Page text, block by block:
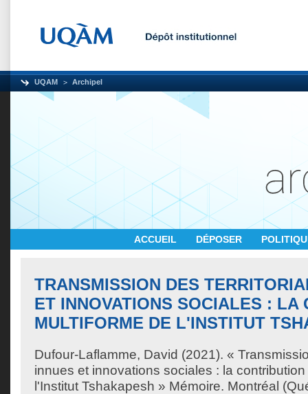
UQAM Archipel
ACCUEIL DÉPOSER
TRANSMISSION DES
ET INNOVATIONS SOCIALES : LA
MULTIFORME DE L'INSTITUT
Dufour-Laflamme, David (2021). «
innues et innovations sociales : la
l'Institut Tshakapesh » Mémoire. Montréal